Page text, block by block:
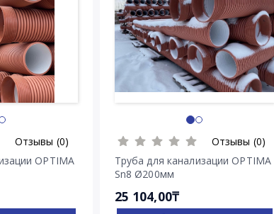
Отзывы (0)
OPTIMA
Отзывы (0)
Труба для канализации OPTIMA
Sn8 Ø200мм
25 104,00₸